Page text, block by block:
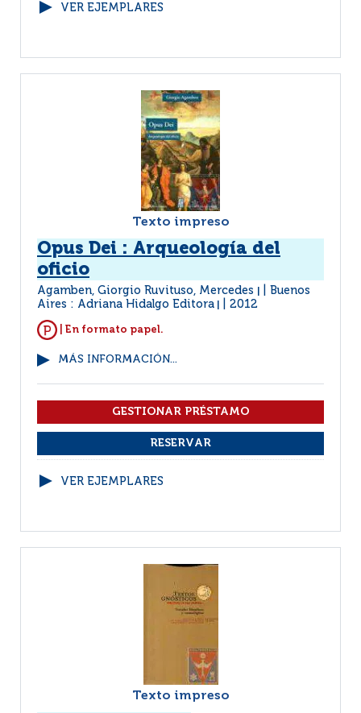
VER EJEMPLARES
Texto impreso
Opus Dei : Arqueología del
oficio
Agamben, Giorgio Ruvituso, Mercedes
Buenos
Aires : Adriana Hidalgo Editora
2012
| En formato papel.
MÁS INFORMACIÓN...
VER EJEMPLARES
Texto impreso